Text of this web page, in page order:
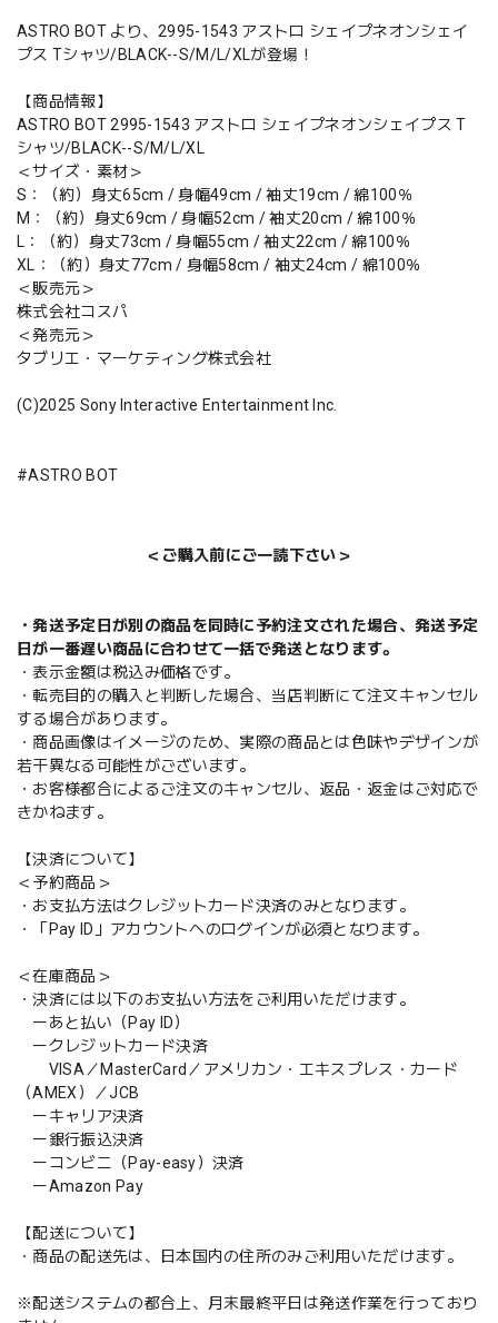
ASTRO BOT より、2995-1543 アストロ シェイプネオンシェイ
プス Tシャツ/BLACK--S/M/L/XLが登場！
【商品情報】
ASTRO BOT 2995-1543 アストロ シェイプネオンシェイプス T
シャツ/BLACK--S/M/L/XL
＜サイズ・素材＞
S：（約）身丈65cm / 身幅49cm / 袖丈19cm / 綿100％
M：（約）身丈69cm / 身幅52cm / 袖丈20cm / 綿100％
L：（約）身丈73cm / 身幅55cm / 袖丈22cm / 綿100％
XL：（約）身丈77cm / 身幅58cm / 袖丈24cm / 綿100％
＜販売元＞
株式会社コスパ
＜発売元＞
タブリエ・マーケティング株式会社
(C)2025 Sony Interactive Entertainment Inc.
#ASTRO BOT
＜ご購入前にご一読下さい＞
・発送予定日が別の商品を同時に予約注文された場合、発送予定
日が一番遅い商品に合わせて一括で発送となります。
・表示金額は税込み価格です。
・転売目的の購入と判断した場合、当店判断にて注文キャンセル
する場合があります。
・商品画像はイメージのため、実際の商品とは色味やデザインが
若干異なる可能性がございます。
・お客様都合によるご注文のキャンセル、返品・返金はご対応で
きかねます。
【決済について】
＜予約商品＞
・お支払方法はクレジットカード決済のみとなります。
・「Pay ID」アカウントへのログインが必須となります。
＜在庫商品＞
・決済には以下のお支払い方法をご利用いただけます。
ーあと払い（Pay ID）
ークレジットカード決済
VISA／MasterCard／アメリカン・エキスプレス・カード
（AMEX）／JCB
ーキャリア決済
ー銀行振込決済
ーコンビニ（Pay-easy）決済
ーAmazon Pay
【配送について】
・商品の配送先は、日本国内の住所のみご利用いただけます。
※配送システムの都合上、月末最終平日は発送作業を行っており